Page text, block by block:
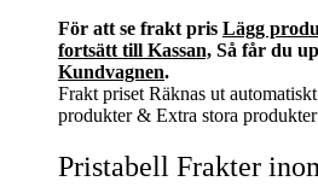
För att se frakt pris Lägg
fortsätt till Kassan, Så får du
Kundvagnen.
Frakt priset Räknas ut
produkter & Extra stora
Pristabell Frakter